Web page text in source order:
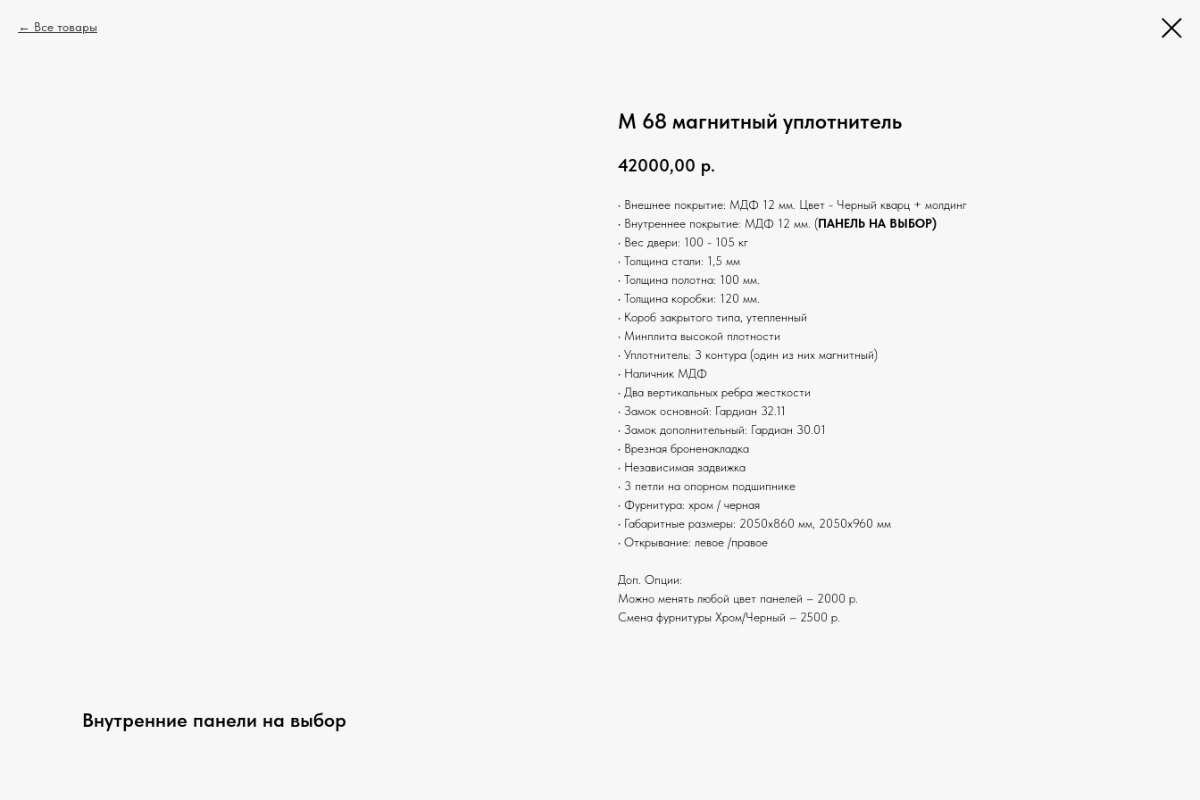
Все товары
М 68 магнитный уплотнитель
42000,00 р.
• Внешнее покрытие: МДФ 12 мм. Цвет - Черный кварц + молдинг
• Внутреннее покрытие: МДФ 12 мм. (ПАНЕЛЬ НА ВЫБОР)
• Вес двери: 100 - 105 кг
• Толщина стали: 1,5 мм
• Толщина полотна: 100 мм.
• Толщина коробки: 120 мм.
• Короб закрытого типа, утепленный
• Минплита высокой плотности
• Уплотнитель: 3 контура (один из них магнитный)
• Наличник МДФ
• Два вертикальных ребра жесткости
• Замок основной: Гардиан 32.11
• Замок дополнительный: Гардиан 30.01
• Врезная броненакладка
• Независимая задвижка
• 3 петли на опорном подшипнике
• Фурнитура: хром / черная
• Габаритные размеры: 2050x860 мм, 2050x960 мм
• Открывание: левое /правое
Доп. Опции:
Можно менять любой цвет панелей – 2000 р.
Смена фурнитуры Хром/Черный – 2500 р.
Внутренние панели на выбор